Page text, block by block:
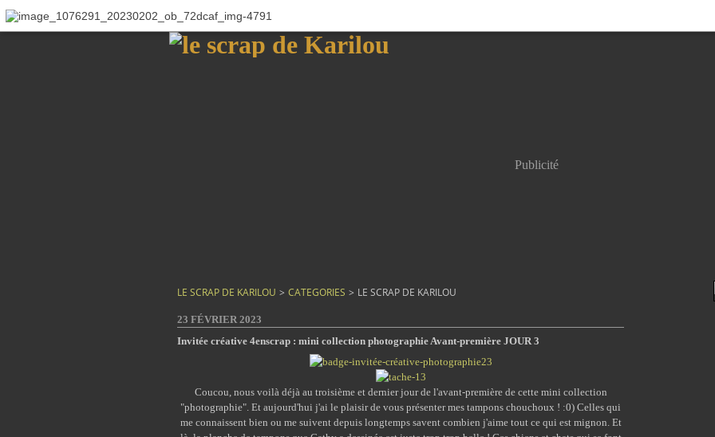
Publicité
LE SCRAP DE KARILOU > CATEGORIES > LE SCRAP DE KARILOU
23 FÉVRIER 2023
Invitée créative 4enscrap : mini collection photographie Avant-première JOUR 3
Coucou, nous voilà déjà au troisième et dernier jour de l'avant-première de cette mini collection
"photographie". Et aujourd'hui j'ai le plaisir de vous présenter mes tampons chouchoux ! :0) Celles qui
me connaissent bien ou me suivent depuis longtemps savent combien j'aime tout ce qui est mignon. Et